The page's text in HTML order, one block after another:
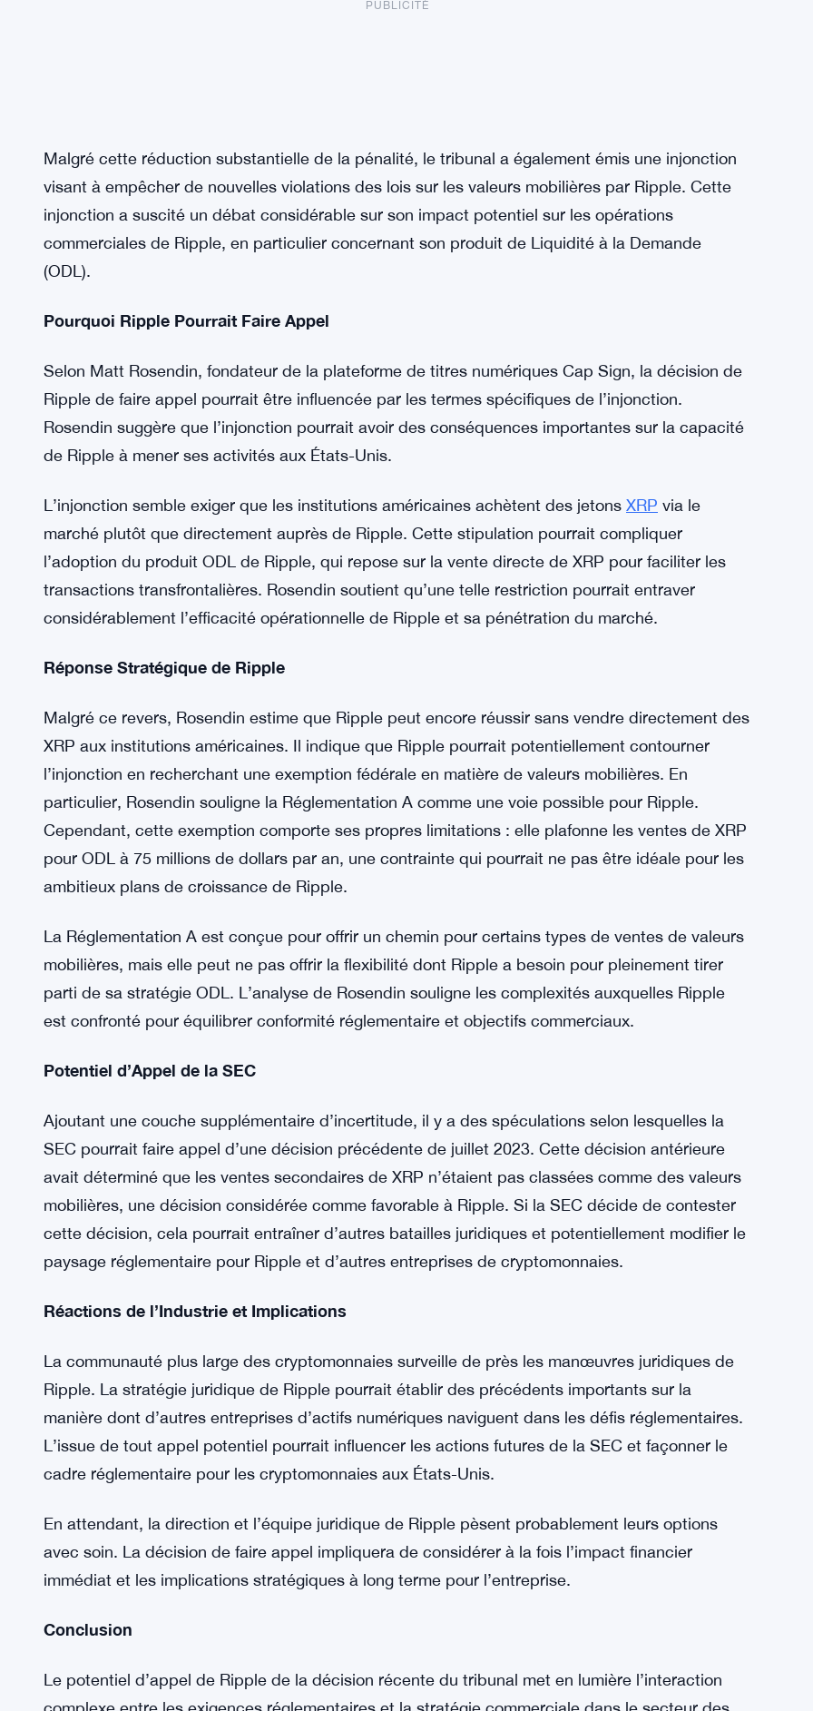
PUBLICITÉ
visant à empêcher de nouvelles violations des lois sur les valeurs mobilières par Ripple. Cette
injonction a suscité un débat considérable sur son impact potentiel sur les opérations
commerciales de Ripple, en particulier concernant son produit de Liquidité à la Demande
(ODL).
Pourquoi Ripple Pourrait Faire Appel
Selon Matt Rosendin, fondateur de la plateforme de titres numériques Cap Sign, la décision de
Ripple de faire appel pourrait être influencée par les termes spécifiques de l’injonction.
Rosendin suggère que l’injonction pourrait avoir des conséquences importantes sur la capacité
marché plutôt que directement auprès de Ripple. Cette stipulation pourrait compliquer
l’adoption du produit ODL de Ripple, qui repose sur la vente directe de XRP pour faciliter les
transactions transfrontalières. Rosendin soutient qu’une telle restriction pourrait entraver
considérablement l’efficacité opérationnelle de Ripple et sa pénétration du marché.
Réponse Stratégique de Ripple
XRP aux institutions américaines. Il indique que Ripple pourrait potentiellement contourner
l’injonction en recherchant une exemption fédérale en matière de valeurs mobilières. En
particulier, Rosendin souligne la Réglementation A comme une voie possible pour Ripple.
Cependant, cette exemption comporte ses propres limitations : elle plafonne les ventes de XRP
ambitieux plans de croissance de Ripple.
La Réglementation A est conçue pour offrir un chemin pour certains types de ventes de valeurs
mobilières, mais elle peut ne pas offrir la flexibilité dont Ripple a besoin pour pleinement tirer
parti de sa stratégie ODL. L’analyse de Rosendin souligne les complexités auxquelles Ripple
est confronté pour équilibrer conformité réglementaire et objectifs commerciaux.
Potentiel d’Appel de la SEC
Ajoutant une couche supplémentaire d’incertitude, il y a des spéculations selon lesquelles la
avait déterminé que les ventes secondaires de XRP n’étaient pas classées comme des valeurs
mobilières, une décision considérée comme favorable à Ripple. Si la SEC décide de contester
cette décision, cela pourrait entraîner d’autres batailles juridiques et potentiellement modifier le
paysage réglementaire pour Ripple et d’autres entreprises de cryptomonnaies.
La communauté plus large des cryptomonnaies surveille de près les manœuvres juridiques de
Ripple. La stratégie juridique de Ripple pourrait établir des précédents importants sur la
L’issue de tout appel potentiel pourrait influencer les actions futures de la SEC et façonner le